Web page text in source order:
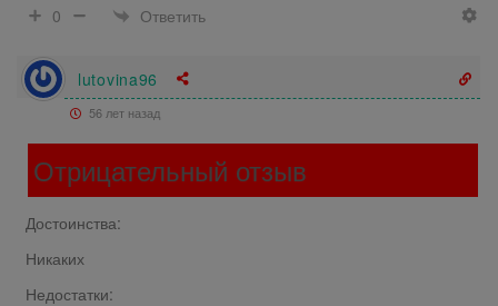
0 Ответить
lutovina96
56 лет назад
Отрицательный отзыв
Достоинства:
Никаких
Недостатки: